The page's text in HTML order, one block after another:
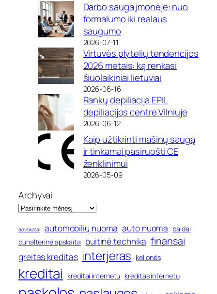
Darbo sauga įmonėje: nuo
formalumo iki realaus
saugumo
2026-07-11
Virtuvės plytelių tendencijos
2026 metais: ką renkasi
šiuolaikiniai lietuviai
2026-06-16
Rankų depiliacija EPIL
depiliacijos centre Vilniuje
2026-06-12
Kaip užtikrinti mašinų saugą
ir tinkamai pasiruošti CE
ženklinimui
2026-05-09
Archyvai
advokatai automobilių nuoma auto nuoma baldai
buhalterinė apskaita buitinė technika finansai
greitas kreditas interjeras kelionės
kreditai kreditai internetu kreditas internetu